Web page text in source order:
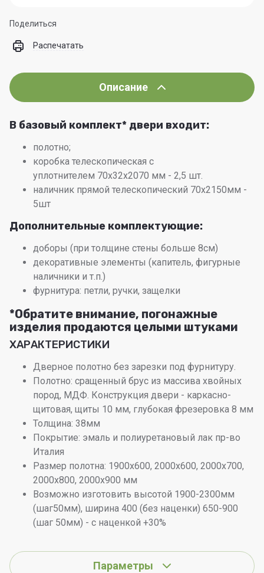
Поделиться
Распечатать
Описание
В базовый комплект* двери входит:
полотно;
коробка телескопическая с
уплотнителем 70х32х2070 мм - 2,5 шт.
наличник прямой телескопический 70х2150мм -
5шт
Дополнительные комплектующие:
доборы (при толщине стены больше 8см)
декоративные элементы (капитель, фигурные
наличники и т.п.)
фурнитура: петли, ручки, защелки
*Обратите внимание, погонажные
изделия продаются целыми штуками
ХАРАКТЕРИСТИКИ
Дверное полотно без зарезки под фурнитуру.
Полотно: сращенный брус из массива хвойных
пород, МДФ. Конструкция двери - каркасно-
щитовая, щиты 10 мм, глубокая фрезеровка 8 мм
Толщина: 38мм
Покрытие: эмаль и полиуретановый лак пр-во
Италия
Размер полотна: 1900х600, 2000х600, 2000х700,
2000х800, 2000х900 мм
Возможно изготовить высотой 1900-2300мм
(шаг50мм), ширина 400 (без наценки) 650-900
(шаг 50мм) - с наценкой +30%
Параметры